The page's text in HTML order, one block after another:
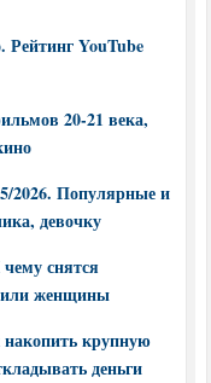
YouTube
20-21 века,
2026. Популярные и
девочку
снятся
или женщины
крупную
деньги